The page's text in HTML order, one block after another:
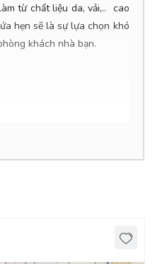
từ chất liệu da, vải,.. cao
hẹn sẽ là sự lựa chọn khó
khách nhà bạn.